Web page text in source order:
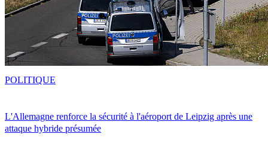
L'Allemagne renforce la sécurité à l'aéroport de Leipzig après une
attaque hybride présumée
POLITIQUE